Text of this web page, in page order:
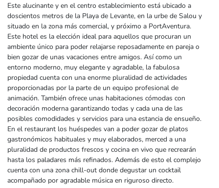
Este alucinante y en el centro establecimiento está ubicado a
doscientos metros de la Playa de Levante, en la urbe de Salou y
situado en la zona más comercial, y próximo a PortAventura.
Este hotel es la elección ideal para aquellos que procuran un
ambiente único para poder relajarse reposadamente en pareja o
bien gozar de unas vacaciones entre amigos. Así como un
entorno moderno, muy elegante y agradable, la fabulosa
propiedad cuenta con una enorme pluralidad de actividades
proporcionadas por la parte de un equipo profesional de
animación. También ofrece unas habitaciones cómodas con
decoración moderna garantizando todas y cada una de las
posibles comodidades y servicios para una estancia de ensueño.
En el restaurant los huéspedes van a poder gozar de platos
gastronómicos habituales y muy elaborados, merced a una
pluralidad de productos frescos y cocina en vivo que recrearán
hasta los paladares más refinados. Además de esto el complejo
cuenta con una zona chill-out donde degustar un cocktail
acompañado por agradable música en riguroso directo.